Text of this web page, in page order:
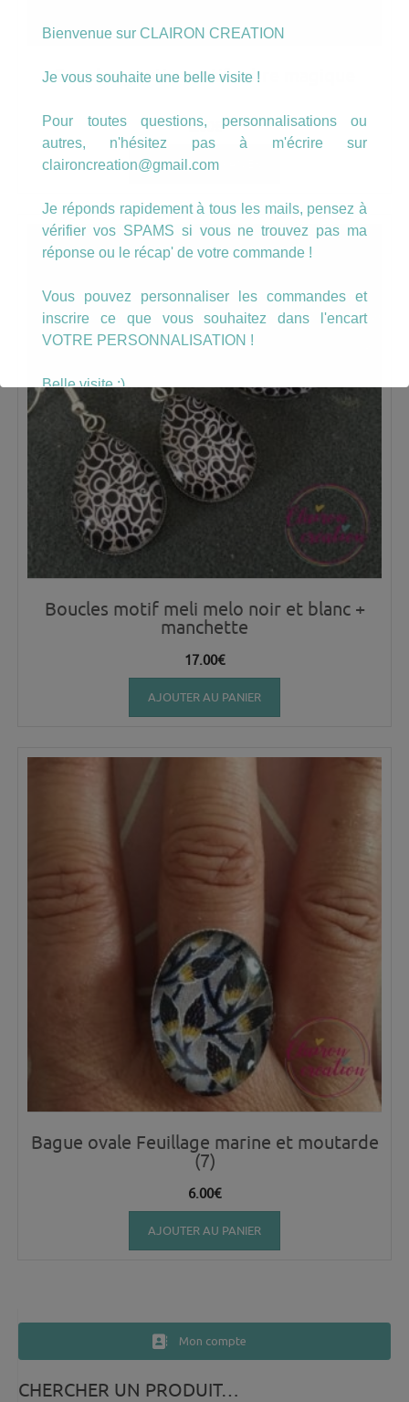
Boucles goutte motif arbre magique
8.00
AJOUTER AU PANIER
Boucles motif meli melo noir et blanc +
manchette
17.00€
AJOUTER AU PANIER
Bague ovale Feuillage marine et moutarde
(7)
6.00€
AJOUTER AU PANIER
Mon compte
CHERCHER UN PRODUIT…
Bienvenue sur CLAIRON CREATION
Je vous souhaite une belle visite !
Pour toutes questions, personnalisations ou
autres, n'hésitez pas à m'écrire sur
claironcreation@gmail.com
Je réponds rapidement à tous les mails, pensez à
vérifier vos SPAMS si vous ne trouvez pas ma
réponse ou le récap' de votre commande !
Vous pouvez personnaliser les commandes et
inscrire ce que vous souhaitez dans l'encart
VOTRE PERSONNALISATION !
Belle visite :)